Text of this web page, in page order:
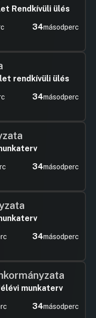
Rendkívüli ülés
34másodperc
rendkívüli ülés
34másodperc
34másodperc
34másodperc
munkaterv
34másodperc